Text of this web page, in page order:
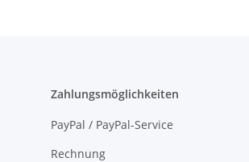
Zahlungsmöglichkeiten
PayPal / PayPal-Service
Rechnung